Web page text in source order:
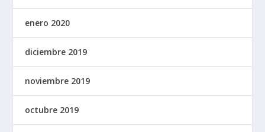
enero 2020
diciembre 2019
noviembre 2019
octubre 2019